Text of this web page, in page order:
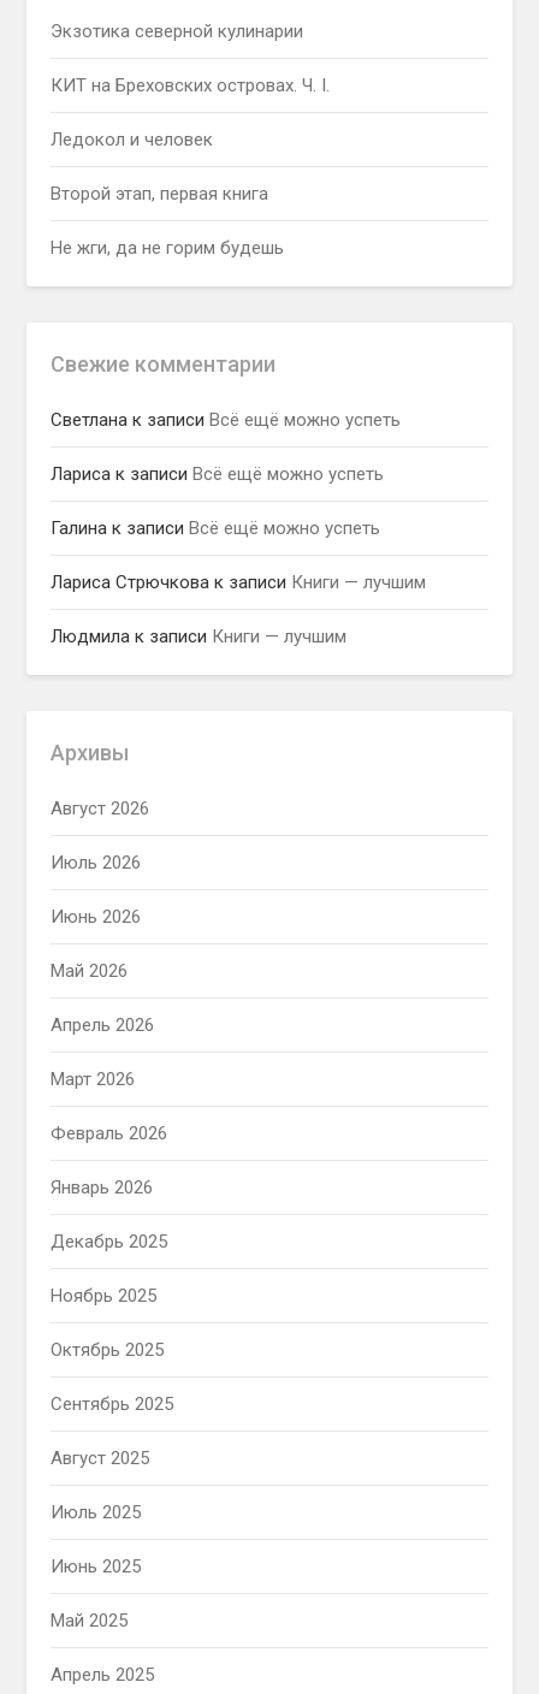
Экзотика северной кулинарии
КИТ на Бреховских островах. Ч. I.
Ледокол и человек
Второй этап, первая книга
Не жги, да не горим будешь
Свежие комментарии
Светлана к записиВсё ещё можно успеть
Лариса к записиВсё ещё можно успеть
Галина к записиВсё ещё можно успеть
Лариса Стрючкова к записи Книги — лучшим
Людмила к записи Книги — лучшим
Архивы
Август 2026
Июль 2026
Июнь 2026
Май 2026
Апрель 2026
Март 2026
Февраль 2026
Январь 2026
Декабрь 2025
Ноябрь 2025
Октябрь 2025
Сентябрь 2025
Август 2025
Июль 2025
Июнь 2025
Май 2025
Апрель 2025